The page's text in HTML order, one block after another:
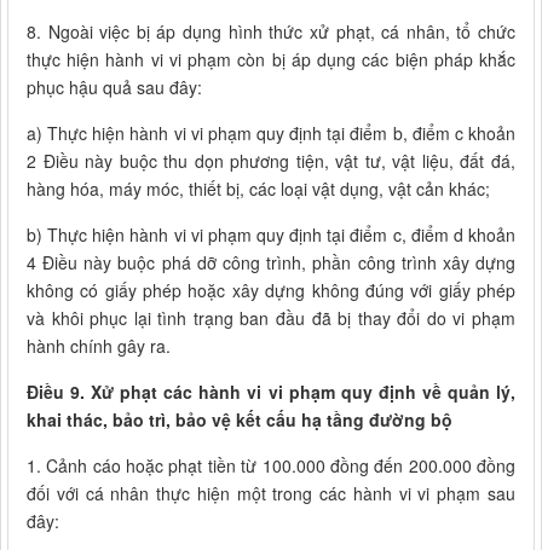
8. Ngoài việc bị áp dụng hình thức xử phạt, cá nhân, tổ chức
thực hiện hành vi vi phạm còn bị áp dụng các biện pháp khắc
phục hậu quả sau đây:
a) Thực hiện hành vi vi phạm quy định tại điểm b, điểm c khoản
2 Điều này buộc thu dọn phương tiện, vật tư, vật liệu, đất đá,
hàng hóa, máy móc, thiết bị, các loại vật dụng, vật cản khác;
b) Thực hiện hành vi vi phạm quy định tại điểm c, điểm d khoản
4 Điều này buộc phá dỡ công trình, phần công trình xây dựng
không có giấy phép hoặc xây dựng không đúng với giấy phép
và khôi phục lại tình trạng ban đầu đã bị thay đổi do vi phạm
hành chính gây ra.
Điều 9. Xử phạt các hành vi vi phạm quy định về quản lý,
khai thác, bảo trì, bảo vệ kết cấu hạ tầng đường bộ
1. Cảnh cáo hoặc phạt tiền từ 100.000 đồng đến 200.000 đồng
đối với cá nhân thực hiện một trong các hành vi vi phạm sau
đây: